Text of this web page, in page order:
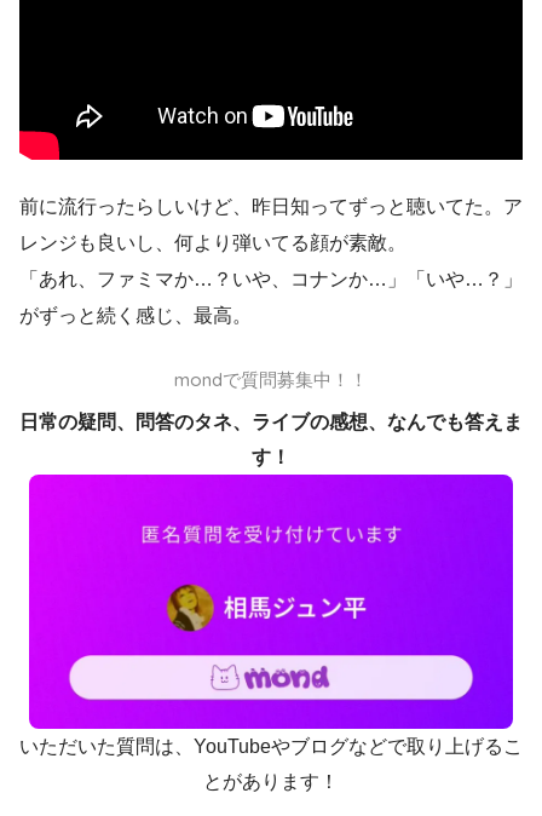
前に流行ったらしいけど、昨日知ってずっと聴いてた。ア
レンジも良いし、何より弾いてる顔が素敵。
「あれ、ファミマか…？いや、コナンか…」「いや…？」
がずっと続く感じ、最高。
mondで質問募集中！！
日常の疑問、問答のタネ、ライブの感想、なんでも答えま
す！
いただいた質問は、YouTubeやブログなどで取り上げるこ
とがあります！